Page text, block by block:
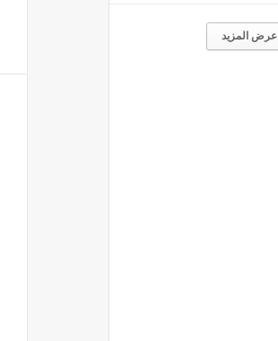
عرض المزيد